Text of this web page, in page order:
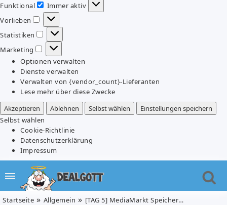
Funktional
Funktional
Immer aktiv
Vorlieben
Vorlieben
Statistiken
Statistiken
Marketing
Marketing
Optionen verwalten
Dienste verwalten
Verwalten von {vendor_count}-Lieferanten
Lese mehr über diese Zwecke
Akzeptieren
Ablehnen Selbst wählen
Einstellungen speichern
Selbst wählen
Cookie-Richtlinie
Datenschutzerklärung
Impressum
Startseite Allgemein [TAG 5] MediaMarkt Speicherwoche, heute z.B. LEXAR High-Performance 128 GB Micro SDHC 633x UHS-I-Speicherkarte für 15€